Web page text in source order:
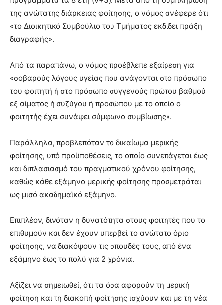
της ανώτατης διάρκειας φοίτησης, ο νόμος ανέφερε ότι
«το Διοικητικό Συμβούλιο του Τμήματος εκδίδει πράξη
διαγραφής».
Από τα παραπάνω, ο νόμος προέβλεπε εξαίρεση για
«σοβαρούς λόγους υγείας που ανάγονται στο πρόσωπο
του φοιτητή ή στο πρόσωπο συγγενούς πρώτου βαθμού
εξ αίματος ή συζύγου ή προσώπου με το οποίο ο
φοιτητής έχει συνάψει σύμφωνο συμβίωσης».
Παράλληλα, προβλεπόταν το δικαίωμα μερικής
φοίτησης, υπό προϋποθέσεις, το οποίο συνεπάγεται έως
και διπλασιασμό του πραγματικού χρόνου φοίτησης,
καθώς κάθε εξάμηνο μερικής φοίτησης προσμετράται
ως μισό ακαδημαϊκό εξάμηνο.
Επιπλέον, δινόταν η δυνατότητα στους φοιτητές που το
επιθυμούν και δεν έχουν υπερβεί το ανώτατο όριο
φοίτησης, να διακόψουν τις σπουδές τους, από ένα
εξάμηνο έως το πολύ για 2 χρόνια.
Αξίζει να σημειωθεί, ότι τα όσα αφορούν τη μερική
φοίτηση και τη διακοπή φοίτησης ισχύουν και με τη νέα